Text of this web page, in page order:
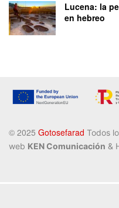
Lucena: la
en hebreo
©️ 2025 Gotosefarad Todos
web KEN Comunicación &